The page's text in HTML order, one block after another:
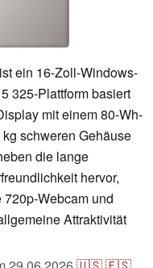
ein 16-Zoll-Windows-
325-Plattform basiert
mit einem 80-Wh-
schweren Gehäuse
die lange
hervor,
Webcam und
Attraktivität